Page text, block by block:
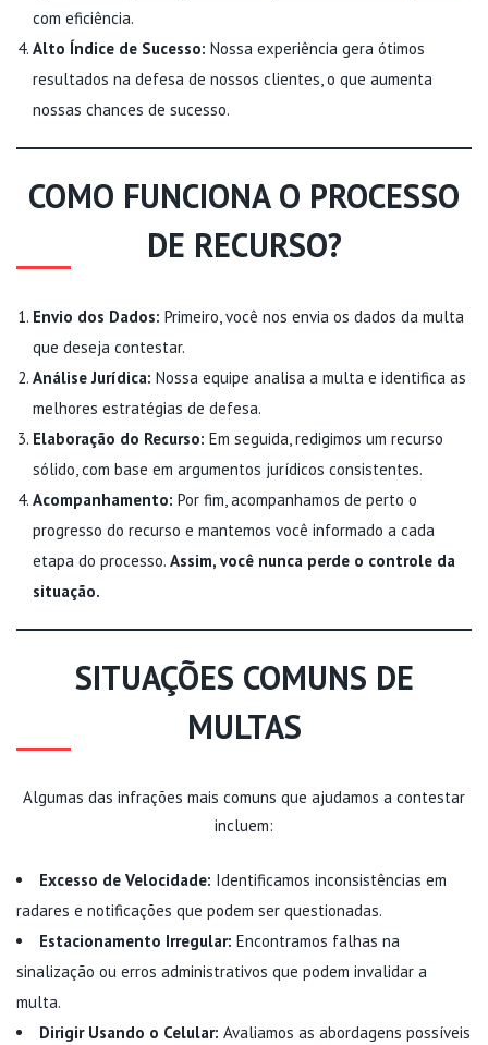
com eficiência.
Alto Índice de Sucesso: Nossa experiência gera ótimos
resultados na defesa de nossos clientes, o que aumenta
nossas chances de sucesso.
COMO FUNCIONA O PROCESSO
DE RECURSO?
Envio dos Dados: Primeiro, você nos envia os dados da multa
que deseja contestar.
Análise Jurídica: Nossa equipe analisa a multa e identifica as
melhores estratégias de defesa.
Elaboração do Recurso: Em seguida, redigimos um recurso
sólido, com base em argumentos jurídicos consistentes.
Acompanhamento: Por fim, acompanhamos de perto o
progresso do recurso e mantemos você informado a cada
etapa do processo. Assim, você nunca perde o controle da
situação.
SITUAÇÕES COMUNS DE
MULTAS
Algumas das infrações mais comuns que ajudamos a contestar
incluem:
Excesso de Velocidade: Identificamos inconsistências em
radares e notificações que podem ser questionadas.
Estacionamento Irregular: Encontramos falhas na
sinalização ou erros administrativos que podem invalidar a
multa.
Dirigir Usando o Celular: Avaliamos as abordagens possíveis